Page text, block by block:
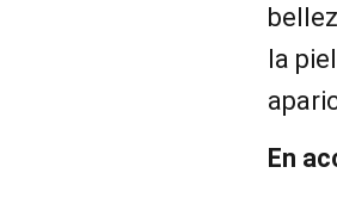
la
En